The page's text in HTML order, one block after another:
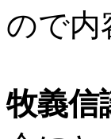
ので内
牧義信